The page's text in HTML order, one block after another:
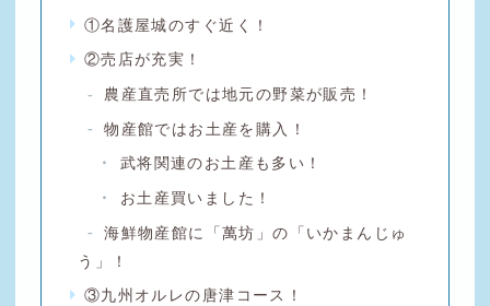
①名護屋城のすぐ近く！
②売店が充実！
農産直売所では地元の野菜が販売！
物産館ではお土産を購入！
武将関連のお土産も多い！
お土産買いました！
海鮮物産館に「萬坊」の「いかまんじゅ
う」！
③九州オルレの唐津コース！